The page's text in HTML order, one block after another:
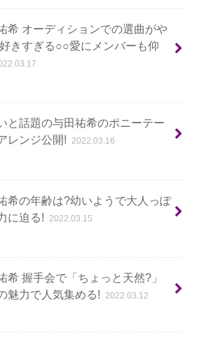
希 オーディションでの選曲がや
きすぎる○○愛にメンバーも仰
と話題の与田祐希のポニーテー
レンジ公開!
2022.03.16
希の年齢は?幼いようで大人っぽ
に迫る!
2022.03.15
希 握手会で「ちょっと天然?」
魅力で人気集める!
2022.03.12